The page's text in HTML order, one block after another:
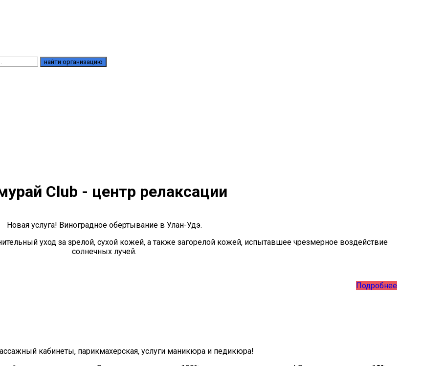
найти организацию
Club - центр релаксации
Новая услуга! Виноградное обертывание в Улан-Удэ.
уход за зрелой, сухой кожей, а также загорелой кожей, испытавшее чрезмерное воздействие
солнечных лучей.
Подробнее
кабинеты, парикмахерская, услуги маникюра и педикюра!